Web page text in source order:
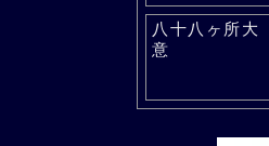
八十八ヶ所大
意